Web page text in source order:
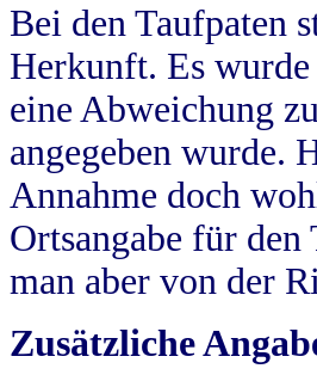
Bei den Taufpaten
Herkunft. Es wurde
eine Abweichung
angegeben wurde.
Annahme doch
Ortsangabe für
man aber von der
Zusätzliche